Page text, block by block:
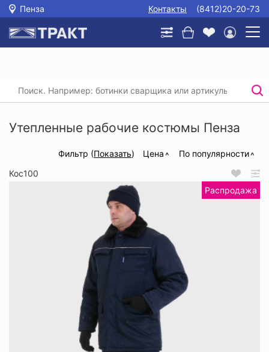
Пенза Контакты (8412)20-20-73
Главная / /
Утепленные рабочие костюмы
Утепленные рабочие костюмы Пенза
Фильтр (Показать) Цена
По популярности
Кос100
Распродажа